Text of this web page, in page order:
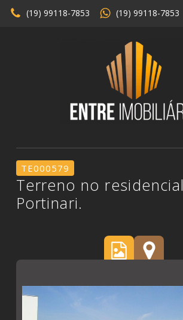
(19) 99118-7853 (19) 99118-7853
TE000579
Terreno no residencial
Portinari.